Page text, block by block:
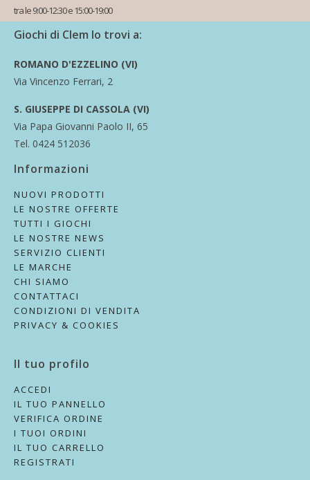
tra le 9:00-12:30 e 15:00-19:00
Giochi di Clem lo trovi a:
ROMANO D'EZZELINO (VI)
Via Vincenzo Ferrari, 2
S. GIUSEPPE DI CASSOLA (VI)
Via Papa Giovanni Paolo II, 65
Tel. 0424 512036
Informazioni
NUOVI PRODOTTI
LE NOSTRE OFFERTE
TUTTI I GIOCHI
LE NOSTRE NEWS
SERVIZIO CLIENTI
LE MARCHE
CHI SIAMO
CONTATTACI
CONDIZIONI DI VENDITA
PRIVACY & COOKIES
Il tuo profilo
ACCEDI
IL TUO PANNELLO
VERIFICA ORDINE
I TUOI ORDINI
IL TUO CARRELLO
REGISTRATI